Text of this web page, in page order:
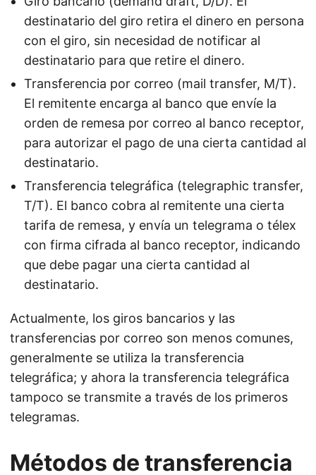
destinatario del giro retira el dinero en persona
con el giro, sin necesidad de notificar al
destinatario para que retire el dinero.
Transferencia por correo (mail transfer, M/T).
El remitente encarga al banco que envíe la
orden de remesa por correo al banco receptor,
para autorizar el pago de una cierta cantidad al
destinatario.
Transferencia telegráfica (telegraphic transfer,
T/T). El banco cobra al remitente una cierta
tarifa de remesa, y envía un telegrama o télex
con firma cifrada al banco receptor, indicando
que debe pagar una cierta cantidad al
destinatario.
Actualmente, los giros bancarios y las
transferencias por correo son menos comunes,
generalmente se utiliza la transferencia
telegráfica; y ahora la transferencia telegráfica
tampoco se transmite a través de los primeros
telegramas.
Métodos de transferencia